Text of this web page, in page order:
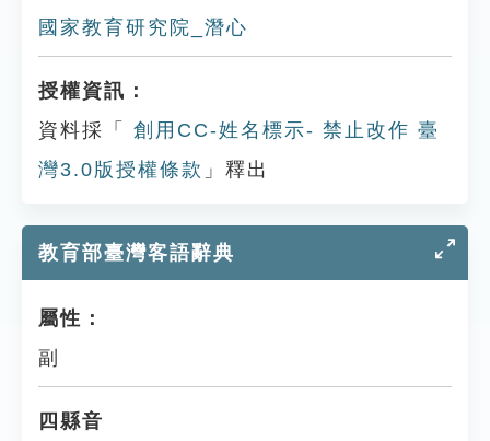
國家教育研究院_潛心
授權資訊：
資料採「
創用CC-姓名標示- 禁止改作 臺
灣3.0版授權條款 」釋出
教育部臺灣客語辭典
屬性：
副
四縣音